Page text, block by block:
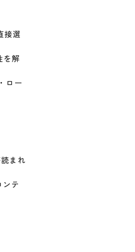
接選
を解
ロー
まれ
テ